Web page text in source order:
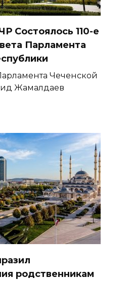
Состоялось 110-е
Парламента
Чеченской
Жамалдаев
родственникам